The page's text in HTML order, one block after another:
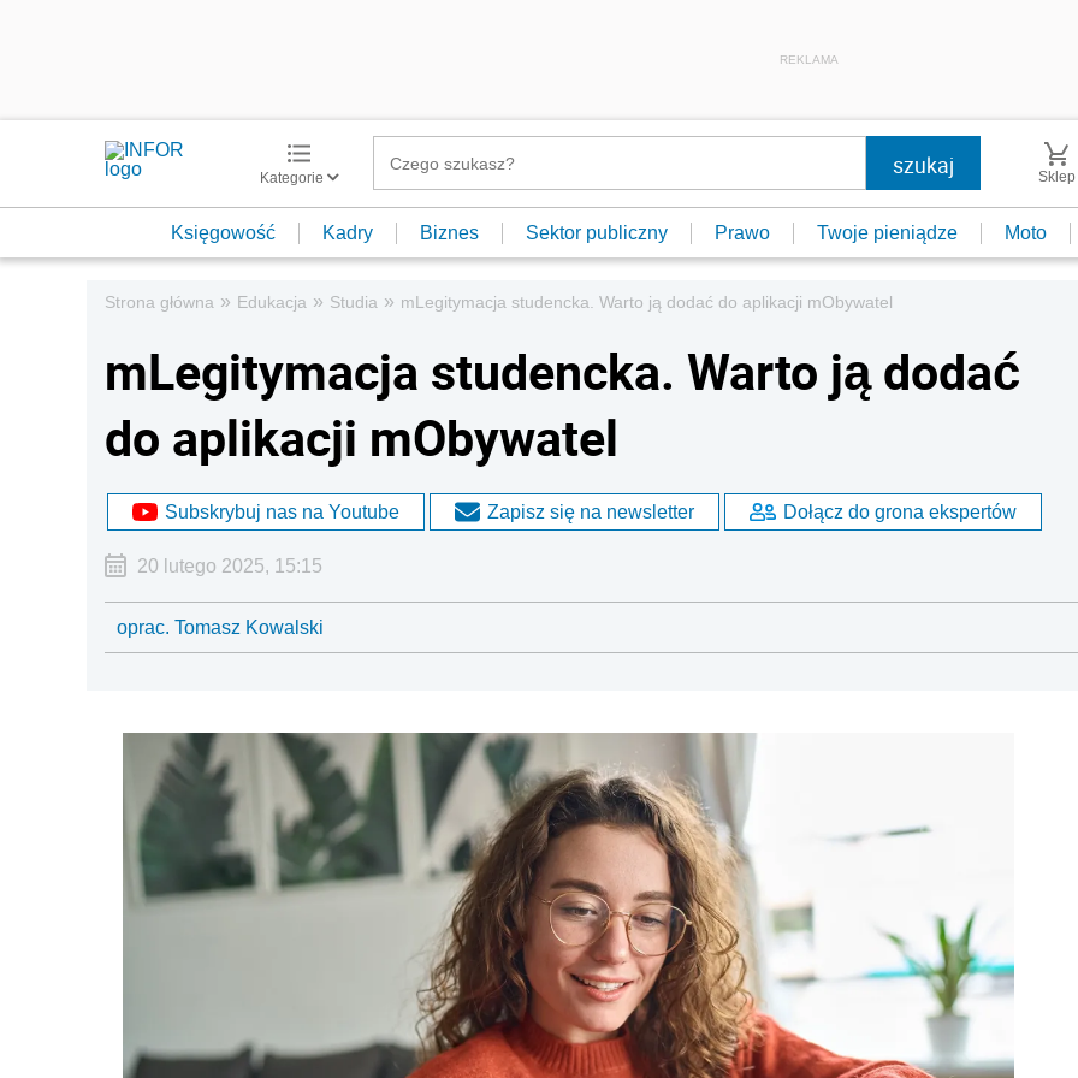
REKLAMA
Kategorie Sklep
Księgowość Kadry Biznes Sektor publiczny Prawo Twoje pieniądze Moto
Strona główna » Edukacja » Studia » mLegitymacja studencka. Warto ją dodać do aplikacji mObywatel
mLegitymacja studencka. Warto ją dodać
do aplikacji mObywatel
Subskrybuj nas na Youtube Zapisz się na newsletter Dołącz do grona ekspertów
20 lutego 2025, 15:15
oprac. Tomasz Kowalski